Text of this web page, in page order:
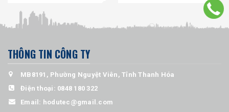
THÔNG TIN CÔNG TY
MB8191, Phường Nguyệt Viên, Tỉnh Thanh Hóa
Điện thoại: 0848 180 322
Email: hodutec@gmail.com